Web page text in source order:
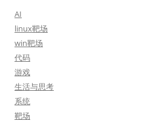
AI
linux靶场
win靶场
代码
游戏
生活与思考
系统
靶场